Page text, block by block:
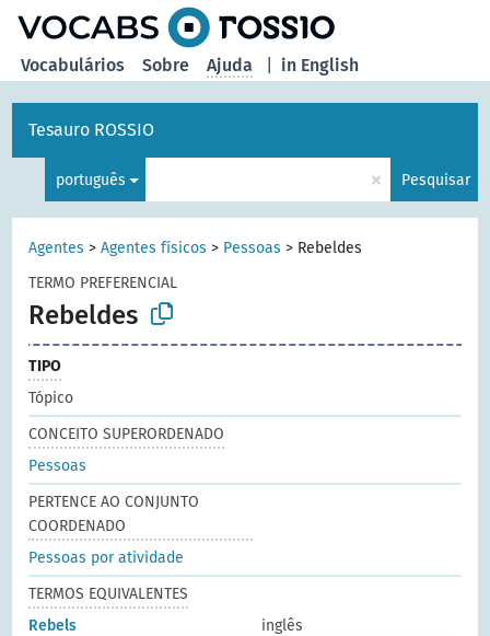
in English
Vocabulários Sobre Ajuda
Tesauro ROSSIO
português × Pesquisar
Agentes >Agentes físicos > Pessoas > Rebeldes
TERMO PREFERENCIAL
Rebeldes
TIPO
Tópico
CONCEITO SUPERORDENADO
Pessoas
PERTENCE AO CONJUNTO
COORDENADO
Pessoas por atividade
TERMOS EQUIVALENTES
Rebels
inglês